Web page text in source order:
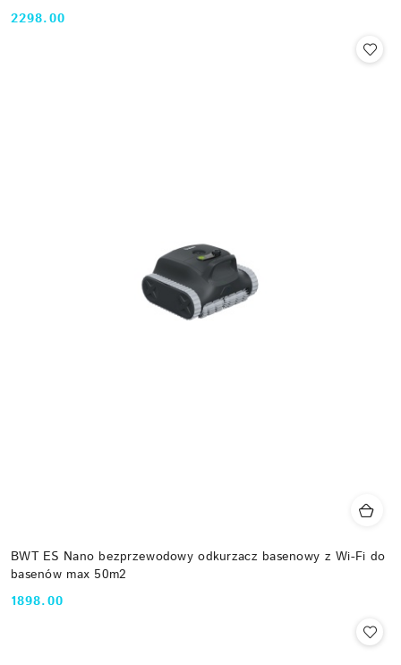
Cena:
2298.00
BWT ES Nano bezprzewodowy odkurzacz basenowy z Wi-Fi do
basenów max 50m2
Cena:
1898.00